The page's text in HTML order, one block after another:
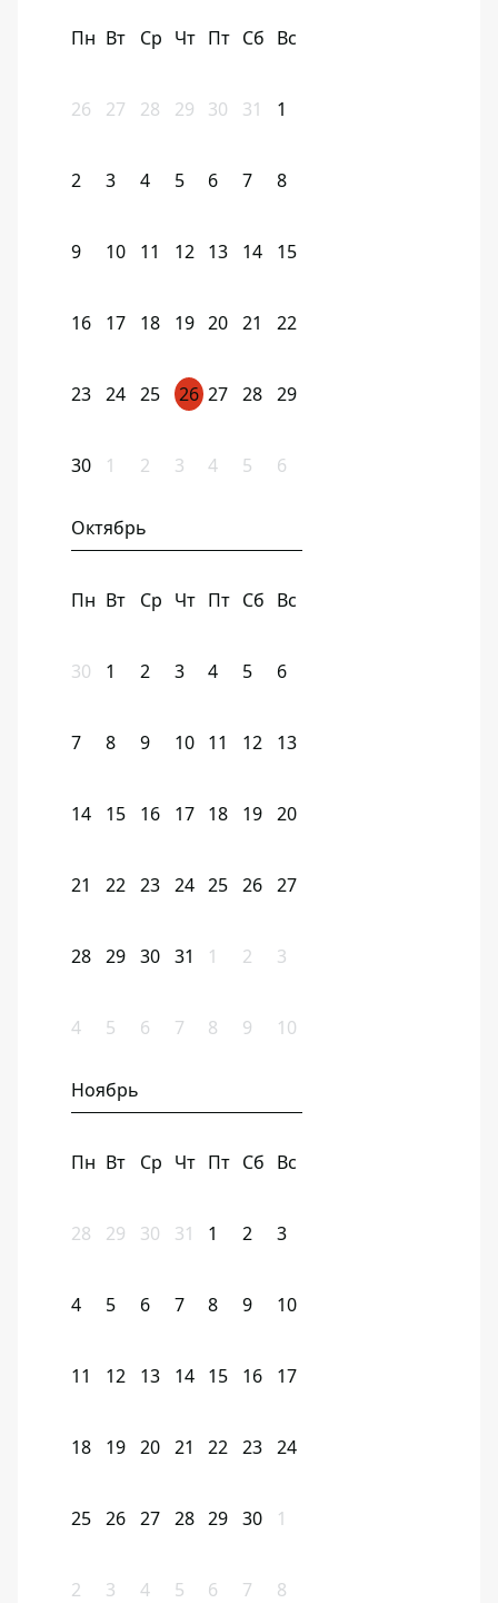
Пн Вт Ср Чт Пт Сб Вс
26 27 28 29 30 31 1
2 3 4 5 6 7 8
9 10 11 12 13 14 15
16 17 18 19 20 21 22
23 24 25 26 27 28 29
30 1 2 3 4 5 6
Октябрь
Пн Вт Ср Чт Пт Сб Вс
30 1 2 3 4 5 6
7 8 9 10 11 12 13
14 15 16 17 18 19 20
21 22 23 24 25 26 27
28 29 30 31 1 2 3
4 5 6 7 8 9 10
Ноябрь
Пн Вт Ср Чт Пт Сб Вс
28 29 30 31 1 2 3
4 5 6 7 8 9 10
11 12 13 14 15 16 17
18 19 20 21 22 23 24
25 26 27 28 29 30 1
2 3 4 5 6 7 8